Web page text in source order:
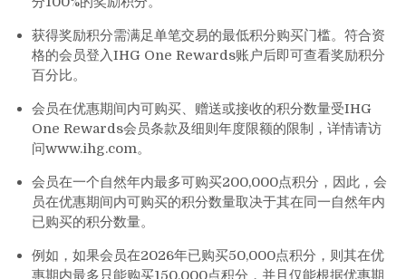
获得奖励积分需满足单笔交易的最低积分购买门槛。符合资
格的会员登入IHG One Rewards账户后即可查看奖励积分
百分比。
会员在优惠期间内可购买、赠送或接收的积分数量受IHG
One Rewards会员条款及细则年度限额的限制，详情请访
问www.ihg.com。
会员在一个自然年内最多可购买200,000点积分，因此，会
员在优惠期间内可购买的积分数量取决于其在同一自然年内
已购买的积分数量。
例如，如果会员在2026年已购买50,000点积分，则其在优
惠期内最多只能购买150,000点积分，并且仅能根据优惠期